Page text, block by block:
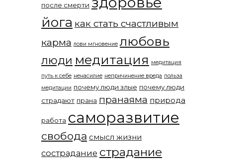
после смерти
йога как стать счастливым
карма лови мгновение любовь
люди медитация медитация
путь к себе ненасилие непричинение вреда польза
медитации почему люди злые почему люди
страдают прана пранаяма природа
работа саморазвитие
свобода смысл жизни
сострадание страдание